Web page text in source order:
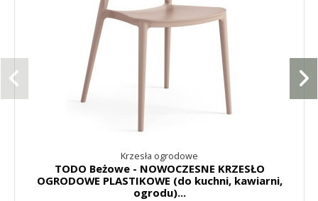
Krzesła ogrodowe
TODO Beżowe - NOWOCZESNE KRZESŁO
OGRODOWE PLASTIKOWE (do kuchni, kawiarni,
ogrodu)...